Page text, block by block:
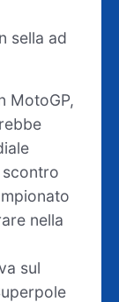
sella ad
MotoGP,
nella
sul